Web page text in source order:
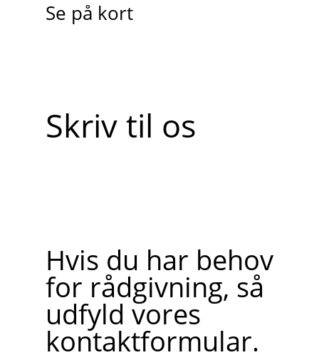
Se på kort
Skriv til os
Hvis du har behov
for rådgivning, så
udfyld vores
kontaktformular.